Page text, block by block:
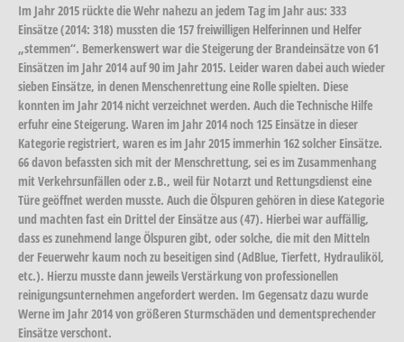
Im Jahr 2015 rückte die Wehr nahezu an jedem Tag im Jahr aus: 333
Einsätze (2014: 318) mussten die 157 freiwilligen Helferinnen und Helfer
„stemmen“. Bemerkenswert war die Steigerung der Brandeinsätze von 61
Einsätzen im Jahr 2014 auf 90 im Jahr 2015. Leider waren dabei auch wieder
sieben Einsätze, in denen Menschenrettung eine Rolle spielten. Diese
konnten im Jahr 2014 nicht verzeichnet werden. Auch die Technische Hilfe
erfuhr eine Steigerung. Waren im Jahr 2014 noch 125 Einsätze in dieser
Kategorie registriert, waren es im Jahr 2015 immerhin 162 solcher Einsätze.
66 davon befassten sich mit der Menschrettung, sei es im Zusammenhang
mit Verkehrsunfällen oder z.B., weil für Notarzt und Rettungsdienst eine
Türe geöffnet werden musste. Auch die Ölspuren gehören in diese Kategorie
und machten fast ein Drittel der Einsätze aus (47). Hierbei war auffällig,
dass es zunehmend lange Ölspuren gibt, oder solche, die mit den Mitteln
der Feuerwehr kaum noch zu beseitigen sind (AdBlue, Tierfett, Hydrauliköl,
etc.). Hierzu musste dann jeweils Verstärkung von professionellen
reinigungsunternehmen angefordert werden. Im Gegensatz dazu wurde
Werne im Jahr 2014 von größeren Sturmschäden und dementsprechender
Einsätze verschont.